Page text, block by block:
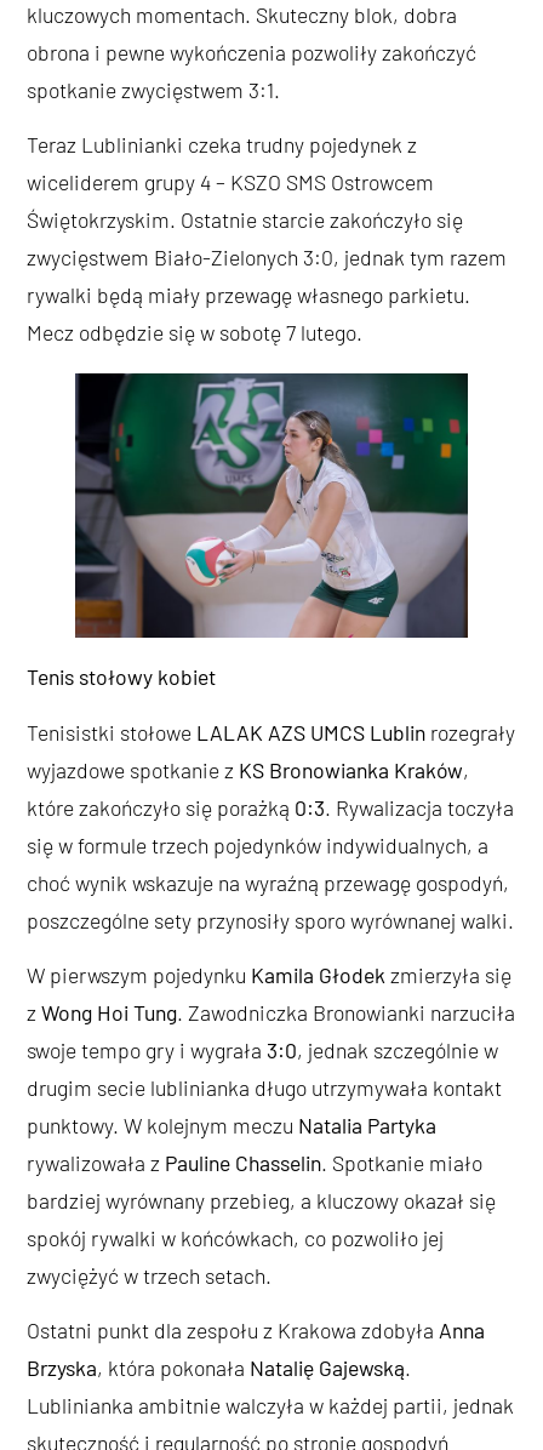
kluczowych momentach. Skuteczny blok, dobra
obrona i pewne wykończenia pozwoliły zakończyć
spotkanie zwycięstwem 3:1.
Teraz Lublinianki czeka trudny pojedynek z
wiceliderem grupy 4 – KSZO SMS Ostrowcem
Świętokrzyskim. Ostatnie starcie zakończyło się
zwycięstwem Biało-Zielonych 3:0, jednak tym razem
rywalki będą miały przewagę własnego parkietu.
Mecz odbędzie się w sobotę 7 lutego.
Tenis stołowy kobiet
Tenisistki stołowe LALAK AZS UMCS Lublin rozegrały
wyjazdowe spotkanie z KS Bronowianka Kraków,
które zakończyło się porażką 0:3. Rywalizacja toczyła
się w formule trzech pojedynków indywidualnych, a
choć wynik wskazuje na wyraźną przewagę gospodyń,
poszczególne sety przynosiły sporo wyrównanej walki.
W pierwszym pojedynku Kamila Głodek zmierzyła się
zWong Hoi Tung. Zawodniczka Bronowianki narzuciła
swoje tempo gry i wygrała 3:0, jednak szczególnie w
drugim secie lublinianka długo utrzymywała kontakt
punktowy. W kolejnym meczu Natalia Partyka
rywalizowała z Pauline Chasselin. Spotkanie miało
bardziej wyrównany przebieg, a kluczowy okazał się
spokój rywalki w końcówkach, co pozwoliło jej
zwyciężyć w trzech setach.
Ostatni punkt dla zespołu z Krakowa zdobyłaAnna
Brzyska, która pokonała Natalię Gajewską.
Lublinianka ambitnie walczyła w każdej partii, jednak
skuteczność i regularność po stronie gospodyń